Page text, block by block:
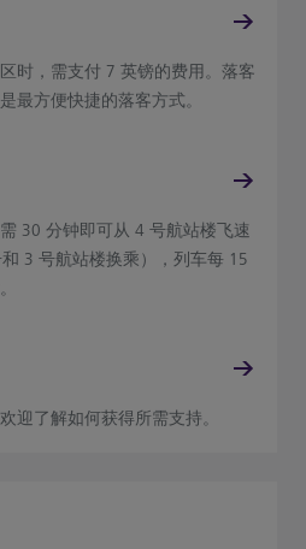
时，需支付 7 英镑的费用。落客
最方便快捷的落客方式。
30 分钟即可从 4 号航站楼飞速
3 号航站楼换乘），列车每 15
迎了解如何获得所需支持。